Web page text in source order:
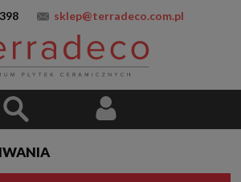
sklep@terradeco.com.pl